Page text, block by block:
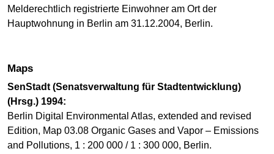
Melderechtlich registrierte Einwohner am Ort der
Hauptwohnung in Berlin am 31.12.2004, Berlin.
Maps
SenStadt (Senatsverwaltung für Stadtentwicklung)
(Hrsg.) 1994:
Berlin Digital Environmental Atlas, extended and revised
Edition, Map 03.08 Organic Gases and Vapor – Emissions
and Pollutions, 1 : 200 000 / 1 : 300 000, Berlin.